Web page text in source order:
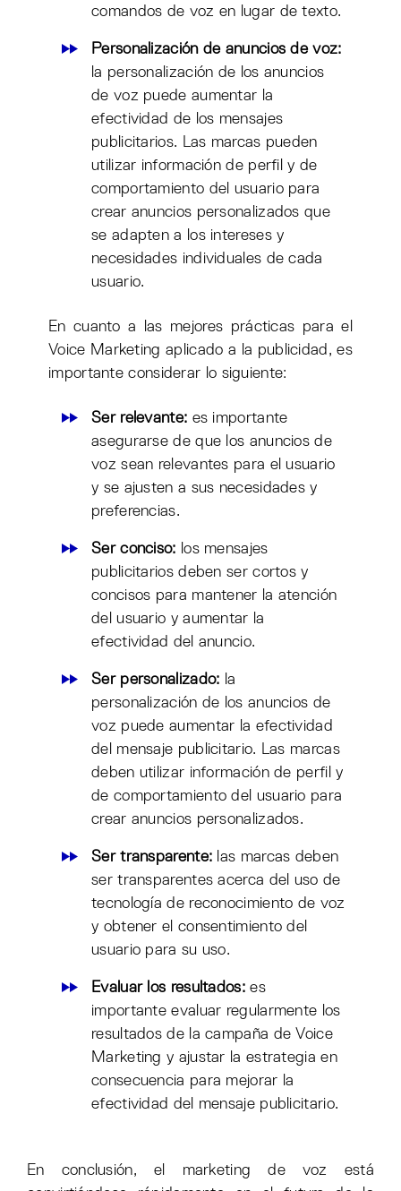
comandos de voz en lugar de texto.
Personalización de anuncios de voz:
la personalización de los anuncios
de voz puede aumentar la
efectividad de los mensajes
publicitarios. Las marcas pueden
utilizar información de perfil y de
comportamiento del usuario para
crear anuncios personalizados que
se adapten a los intereses y
necesidades individuales de cada
usuario.
En cuanto a las mejores prácticas para el
Voice Marketing aplicado a la publicidad, es
importante considerar lo siguiente:
Ser relevante: es importante
asegurarse de que los anuncios de
voz sean relevantes para el usuario
y se ajusten a sus necesidades y
preferencias.
Ser conciso: los mensajes
publicitarios deben ser cortos y
concisos para mantener la atención
del usuario y aumentar la
efectividad del anuncio.
Ser personalizado: la
personalización de los anuncios de
voz puede aumentar la efectividad
del mensaje publicitario. Las marcas
deben utilizar información de perfil y
de comportamiento del usuario para
crear anuncios personalizados.
Ser transparente: las marcas deben
ser transparentes acerca del uso de
tecnología de reconocimiento de voz
y obtener el consentimiento del
usuario para su uso.
Evaluar los resultados:es
importante evaluar regularmente los
resultados de la campaña de Voice
Marketing y ajustar la estrategia en
consecuencia para mejorar la
efectividad del mensaje publicitario.
En conclusión, el marketing de voz está